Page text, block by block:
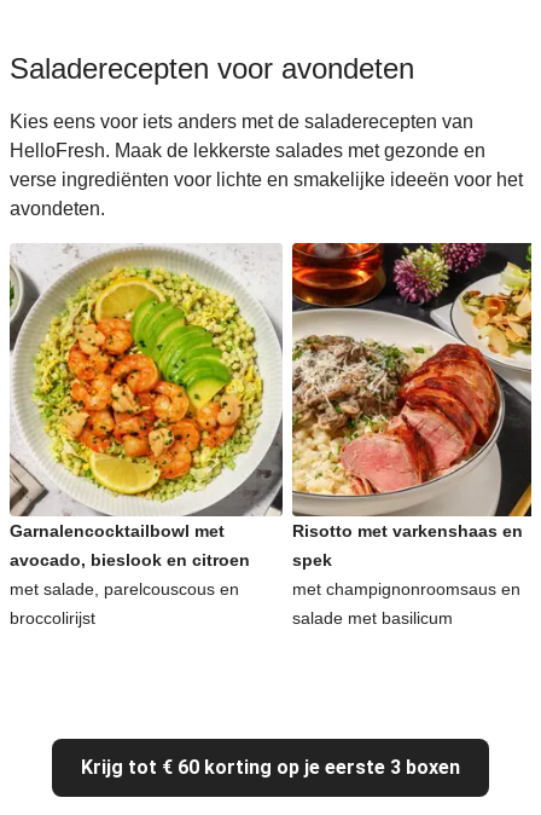
Saladerecepten voor avondeten
Kies eens voor iets anders met de saladerecepten van
HelloFresh. Maak de lekkerste salades met gezonde en
verse ingrediënten voor lichte en smakelijke ideeën voor het
avondeten.
Garnalencocktailbowl met
avocado, bieslook en citroen
met salade, parelcouscous en
broccolirijst
Risotto met varkenshaas en
spek
met champignonroomsaus en
salade met basilicum
Krijg tot € 60 korting op je eerste 3 boxen